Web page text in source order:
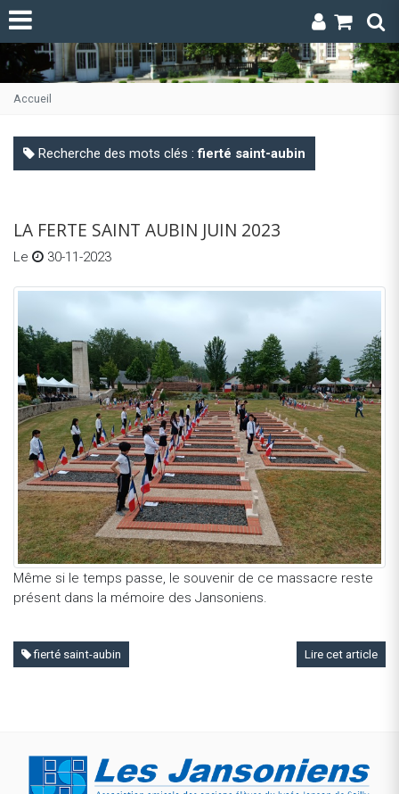
Accueil
Recherche des mots clés :fierté saint-aubin
LA FERTE SAINT AUBIN JUIN 2023
Le 30-11-2023
Même si le temps passe, le souvenir de ce massacre reste
présent dans la mémoire des Jansoniens.
Lire cet article
fierté saint-aubin